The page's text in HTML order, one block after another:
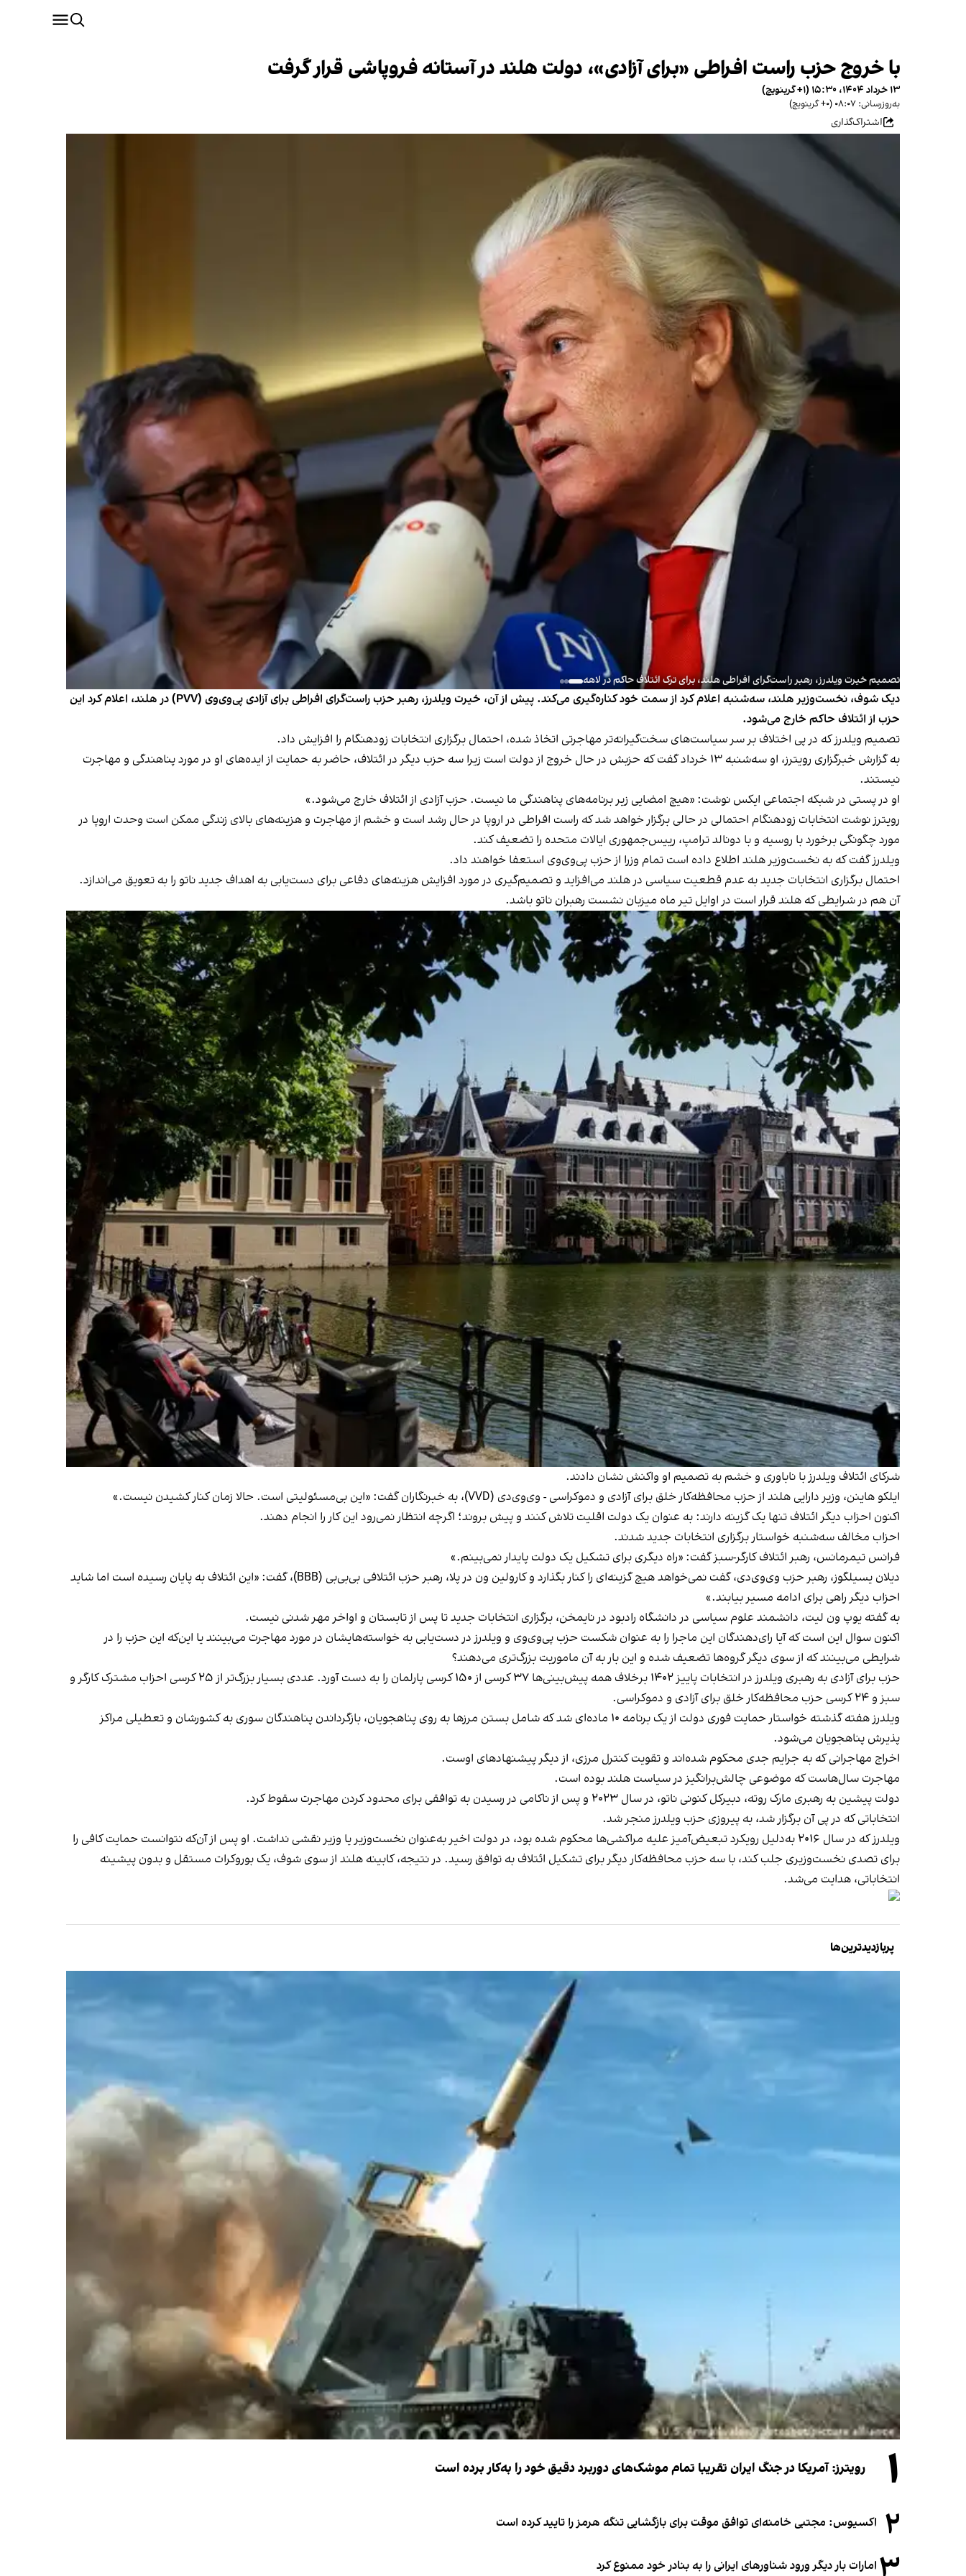
با خروج حزب راست افراطی «برای آزادی»، دولت هلند در آستانه فروپاشی قرار گرفت
۱۳ خرداد ۱۴۰۴، ۱۵:۳۰ (‎+۱ گرینویچ)
به‌روزرسانی: ۰۸:۰۷ (‎+۰ گرینویچ)
اشتراک‌گذاری
تصمیم خیرت ویلدرز، رهبر راست‌گرای افراطی هلند، برای ترک ائتلاف حاکم در لاهه
دیک شوف، نخست‌وزیر هلند، سه‌شنبه اعلام کرد از سمت خود کناره‌گیری می‌کند. پیش از آن، خیرت ویلدرز، رهبر حزب راست‌گرای افراطی برای آزادی پی‌وی‌وی (PVV) در هلند، اعلام کرد این
حزب از ائتلاف حاکم خارج می‌شود.
تصمیم ویلدرز که در پی اختلاف بر سر سیاست‌های سخت‌گیرانه‌تر مهاجرتی اتخاذ شده، احتمال برگزاری انتخابات زودهنگام را افزایش داد.
به گزارش خبرگزاری رویترز، او سه‌شنبه ۱۳ خرداد گفت که حزبش در حال خروج از دولت است زیرا سه حزب دیگر در ائتلاف، حاضر به حمایت از ایده‌های او در مورد پناهندگی و مهاجرت
نیستند.
او در پستی در شبکه اجتماعی ایکس نوشت: «هیچ امضایی زیر برنامه‌های پناهندگی ما نیست. حزب آزادی از ائتلاف خارج می‌شود.»
رویترز نوشت انتخابات زودهنگام احتمالی در حالی برگزار خواهد شد که راست افراطی در اروپا در حال رشد است و خشم از مهاجرت و هزینه‌های بالای زندگی ممکن است وحدت اروپا در
مورد چگونگی برخورد با روسیه و با دونالد ترامپ، رییس‌جمهوری ایالات متحده را تضعیف کند.
ویلدرز گفت که به نخست‌وزیر هلند اطلاع داده است تمام وزرا از حزب پی‌وی‌وی استعفا خواهند داد.
احتمال برگزاری انتخابات جدید به عدم قطعیت سیاسی در هلند می‌افزاید و تصمیم‌گیری در مورد افزایش هزینه‌های دفاعی برای دست‌یابی به اهداف جدید ناتو را به تعویق می‌اندازد.
آن هم در شرایطی که هلند قرار است در اوایل تیر ماه میزبان نشست رهبران ناتو باشد.
شرکای ائتلاف ویلدرز با ناباوری و خشم به تصمیم او واکنش نشان دادند.
ایلکو هاینن، وزیر دارایی هلند از حزب محافظه‌کار خلق برای آزادی و دموکراسی - وی‌وی‌دی (VVD)، به خبرنگاران گفت: «این بی‌مسئولیتی است. حالا زمان کنار کشیدن نیست.»
اکنون احزاب دیگر ائتلاف تنها یک گزینه دارند: به عنوان یک دولت اقلیت تلاش کنند و پیش بروند؛ اگرچه انتظار نمی‌رود این کار را انجام دهند.
احزاب مخالف سه‌شنبه خواستار برگزاری انتخابات جدید شدند.
فرانس تیمرمانس، رهبر ائتلاف کارگر-سبز گفت:‌ «راه دیگری برای تشکیل یک دولت پایدار نمی‌بینم.»
دیلان یسیلگوز، رهبر حزب وی‌وی‌دی، گفت نمی‌خواهد هیچ گزینه‌ای را کنار بگذارد و کارولین ون در پلا، رهبر حزب ائتلافی بی‌بی‌بی (BBB)، گفت: «این ائتلاف به پایان رسیده است اما شاید
احزاب دیگر راهی برای ادامه مسیر بیابند.»
به گفته یوپ ون لیت، دانشمند علوم سیاسی در دانشگاه رادبود در نایمخن، برگزاری انتخابات جدید تا پس از تابستان و اواخر مهر شدنی نیست.
اکنون سوال این است که آیا رای‌دهندگان این ماجرا را به عنوان شکست حزب پی‌وی‌وی و ویلدرز در دست‌یابی به خواسته‌هایشان در مورد مهاجرت می‌بینند یا این‌که این حزب را در
شرایطی می‌بینند که از سوی دیگر گروه‌ها تضعیف شده و این بار به آن ماموریت بزرگ‌تری می‌دهند؟
حزب برای آزادی به رهبری ویلدرز در انتخابات پاییز ۱۴۰۲ برخلاف همه پیش‌‌بینی‌‌ها ۳۷ کرسی از ۱۵۰ کرسی پارلمان را به دست آورد. عددی بسیار بزرگ‌تر از ۲۵ کرسی احزاب مشترک کارگر و
سبز و ۲۴ کرسی حزب محافظه‌‌کار خلق برای آزادی و دموکراسی.
ویلدرز هفته گذشته خواستار حمایت فوری دولت از یک برنامه ۱۰ ماده‌ای شد که شامل بستن مرزها به روی پناهجویان، بازگرداندن پناهندگان سوری به کشورشان و تعطیلی مراکز
پذیرش پناهجویان می‌شود.
اخراج مهاجرانی که به جرایم جدی محکوم شده‌اند و تقویت کنترل مرزی، از دیگر پیشنهادهای اوست.
مهاجرت سال‌هاست که موضوعی چالش‌برانگیز در سیاست هلند بوده است.
دولت پیشین به رهبری مارک روته، دبیرکل کنونی ناتو، در سال ۲۰۲۳ و پس از ناکامی در رسیدن به توافقی برای محدود کردن مهاجرت سقوط کرد.
انتخاباتی که در پی آن برگزار شد، به پیروزی حزب ویلدرز منجر شد.
ویلدرز که در سال ۲۰۱۶ به‌دلیل رویکرد تبعیض‌آمیز علیه مراکشی‌ها محکوم شده بود، در دولت اخیر به‌عنوان نخست‌وزیر یا وزیر نقشی نداشت. او پس از آن‌که نتوانست حمایت کافی را
برای تصدی نخست‌وزیری جلب کند، با سه حزب محافظه‌کار دیگر برای تشکیل ائتلاف به توافق رسید. در نتیجه، کابینه هلند از سوی شوف، یک بوروکرات مستقل و بدون پیشینه
انتخاباتی، هدایت می‌شد.
پربازدیدترین‌ها
۱ رویترز: آمریکا در جنگ ایران تقریبا تمام موشک‌های دوربرد دقیق خود را به‌کار برده است
۲ اکسیوس: مجتبی خامنه‌ای توافق موقت برای بازگشایی تنگه هرمز را تایید کرده است
امارات بار دیگر ورود شناورهای ایرانی را به بنادر خود ممنوع کرد